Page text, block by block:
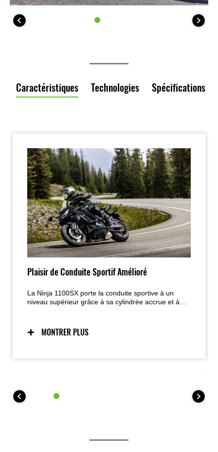
Caractéristiques Technologies Spécifications
Plaisir de Conduite Sportif Amélioré
La Ninja 1100SX porte la conduite sportive à un
niveau supérieur grâce à sa cylindrée accrue et à
son design Ninja affirmé offrent une expérience de
conduite intense en toutes circonstances.
MONTRER PLUS